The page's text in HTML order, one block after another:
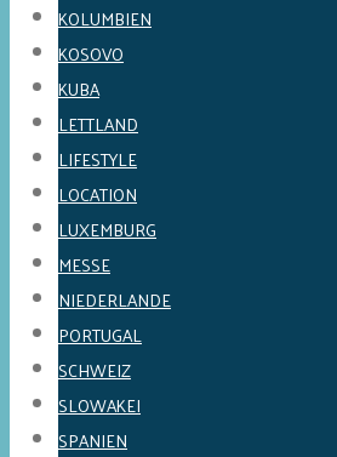
KOLUMBIEN
KOSOVO
KUBA
LETTLAND
LIFESTYLE
LOCATION
LUXEMBURG
MESSE
NIEDERLANDE
PORTUGAL
SCHWEIZ
SLOWAKEI
SPANIEN